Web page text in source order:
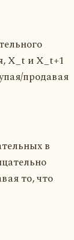
Х_t и X_t+1
продавая
в
то, что